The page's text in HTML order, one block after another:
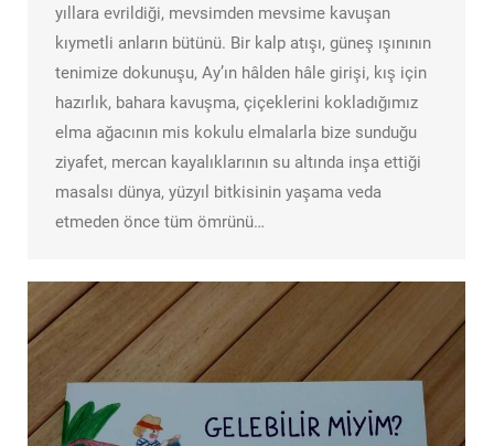
yıllara evrildiği, mevsimden mevsime kavuşan
kıymetli anların bütünü. Bir kalp atışı, güneş ışınının
tenimize dokunuşu, Ay’ın hâlden hâle girişi, kış için
hazırlık, bahara kavuşma, çiçeklerini kokladığımız
elma ağacının mis kokulu elmalarla bize sunduğu
ziyafet, mercan kayalıklarının su altında inşa ettiği
masalsı dünya, yüzyıl bitkisinin yaşama veda
etmeden önce tüm ömrünü…